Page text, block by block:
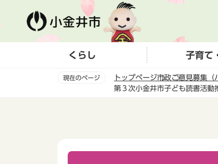
ー
くらし 子育て
現在のページ トップページ市政ご意見募集（
第３次小金井市子ども読書活動